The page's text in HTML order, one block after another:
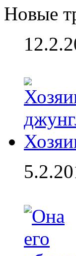
Новые